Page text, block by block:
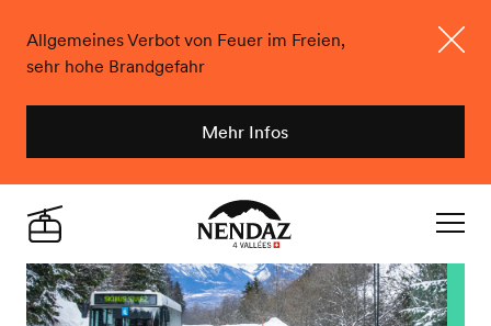
Allgemeines Verbot von Feuer im Freien,
sehr hohe Brandgefahr
Mehr Infos
Nendaz
Live